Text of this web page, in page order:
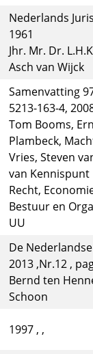
Nederlands
1961
Jhr. Mr. Dr.
Asch van Wijck
Samenvatting
5213-163-4,
Tom Booms,
Plambeck,
Vries, Steven
van Kennispunt
Recht,
Bestuur en
UU
De
2013 ,Nr.12 ,
Bernd ten
Schoon
1997 , ,